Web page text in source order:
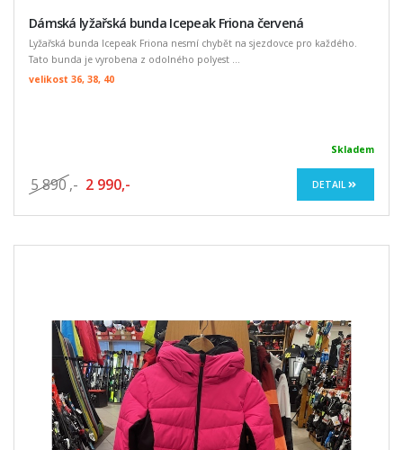
Dámská lyžařská bunda Icepeak Friona červená
Lyžařská bunda Icepeak Friona nesmí chybět na sjezdovce pro každého.
Tato bunda je vyrobena z odolného polyest ...
velikost 36, 38, 40
Skladem
5 890 ,- 2 990,- DETAIL